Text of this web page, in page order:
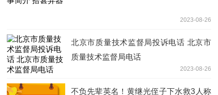
2023-08-26
北京市质量技术监督局投诉电话 北京市
质量技术监督局电话
2023-08-26
不负先辈英名！黄继光侄子下水救3人称